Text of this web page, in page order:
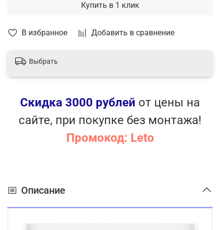
В избранное Добавить в сравнение
Купить в 1 клик
Выбрать
Скидка 3000 рублей от цены на
сайте, при покупке без монтажа!
Промокод: Leto
Описание